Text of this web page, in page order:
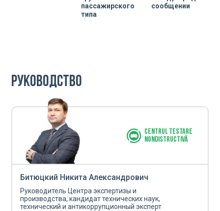
пассажирского
типа
сообщении
Руководство
Битюцкий Никита Александрович
Руководитель Центра экспертизы и
производства, кандидат технических наук,
технический и антикоррупционный эксперт
Centrul Testare
Nondistructivă